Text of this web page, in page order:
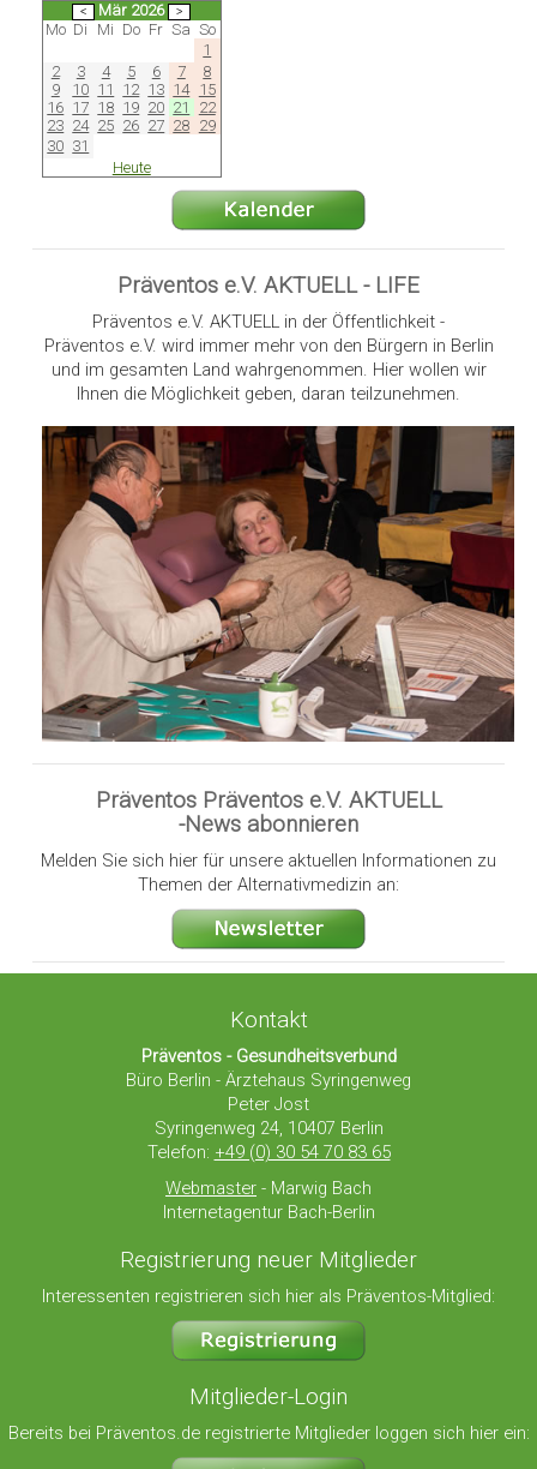
Mär 2026
Mo Di Mi Do Fr Sa So
1
2
3 4 5 6 7
8
9
10 11 12 13 14 15
16 17 18 19 20 21
22
23 24 25 26 27 28 29
30 31
Heute
Präventos e.V. AKTUELL - LIFE
Präventos e.V. AKTUELL in der Öffentlichkeit -
Präventos e.V. wird immer mehr von den Bürgern in Berlin
und im gesamten Land wahrgenommen. Hier wollen wir
Ihnen die Möglichkeit geben, daran teilzunehmen.
Präventos Präventos e.V. AKTUELL
-News abonnieren
Melden Sie sich hier für unsere aktuellen Informationen zu
Themen der Alternativmedizin an:
Kontakt
Präventos - Gesundheitsverbund
Büro Berlin - Ärztehaus Syringenweg
Peter Jost
Syringenweg 24, 10407 Berlin
Telefon: +49 (0) 30 54 70 83 65
Webmaster - Marwig Bach
Internetagentur Bach-Berlin
Registrierung neuer Mitglieder
Interessenten registrieren sich hier als Präventos-Mitglied:
Mitglieder-Login
Bereits bei Präventos.de registrierte Mitglieder loggen sich hier ein: